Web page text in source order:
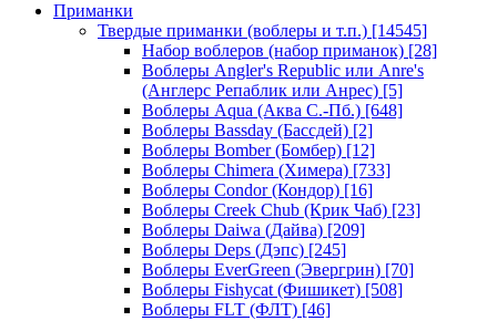
Приманки
Твердые приманки (воблеры и т.п.) [14545]
Набор воблеров (набор приманок) [28]
Воблеры Angler's Republic или Anre's
(Англерс Репаблик или Анрес) [5]
Воблеры Aqua (Аква С.-Пб.) [648]
Воблеры Bassday (Бассдей) [2]
Воблеры Bomber (Бомбер) [12]
Воблеры Chimera (Химера) [733]
Воблеры Condor (Кондор) [16]
Воблеры Creek Chub (Крик Чаб) [23]
Воблеры Daiwa (Дайва) [209]
Воблеры Deps (Дэпс) [245]
Воблеры EverGreen (Эвергрин) [70]
Воблеры Fishycat (Фишикет) [508]
Воблеры FLT (ФЛТ) [46]